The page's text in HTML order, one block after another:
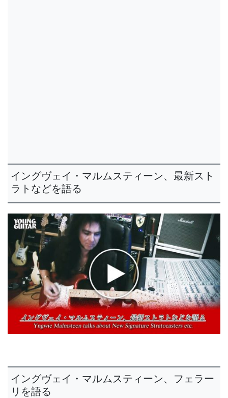
イングヴェイ・マルムスティーン、最新スト
ラトなどを語る
イングヴェイ・マルムスティーン、フェラー
リを語る